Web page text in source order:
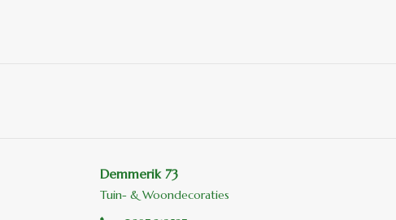
Demmerik 73
Tuin- & Woondecoraties